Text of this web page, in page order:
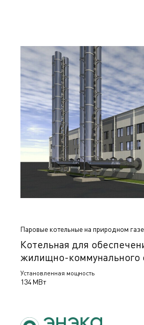
Паровые котельные на природном газе
Котельная для
жилищно-коммунального
промышленно-
Беларусь
Установленная мощность
134 МВт